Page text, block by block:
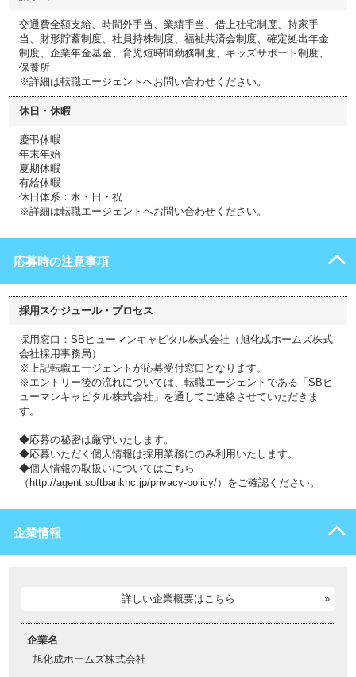
交通費全額支給、時間外手当、業績手当、借上社宅制度、持家手
当、財形貯蓄制度、社員持株制度、福祉共済会制度、確定拠出年金
制度、企業年金基金、育児短時間勤務制度、キッズサポート制度、
保養所
※詳細は転職エージェントへお問い合わせください。
休日・休暇
慶弔休暇
年末年始
夏期休暇
有給休暇
休日体系：水・日・祝
※詳細は転職エージェントへお問い合わせください。
応募時の注意事項
採用スケジュール・プロセス
採用窓口：SBヒューマンキャピタル株式会社（旭化成ホームズ株式
会社採用事務局）
※上記転職エージェントが応募受付窓口となります。
※エントリー後の流れについては、転職エージェントである「SBヒ
ューマンキャピタル株式会社」を通してご連絡させていただきま
す。
◆応募の秘密は厳守いたします。
◆応募いただく個人情報は採用業務にのみ利用いたします。
◆個人情報の取扱いについてはこちら
（http://agent.softbankhc.jp/privacy-policy/）をご確認ください。
企業情報
詳しい企業概要はこちら
企業名
旭化成ホームズ株式会社